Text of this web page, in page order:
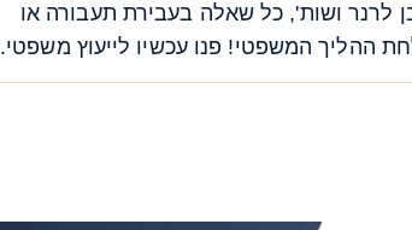
לרנר ושות', כל שאלה בעבירת תעבורה או
ההליך המשפטי! פנו עכשיו לייעוץ משפטי.